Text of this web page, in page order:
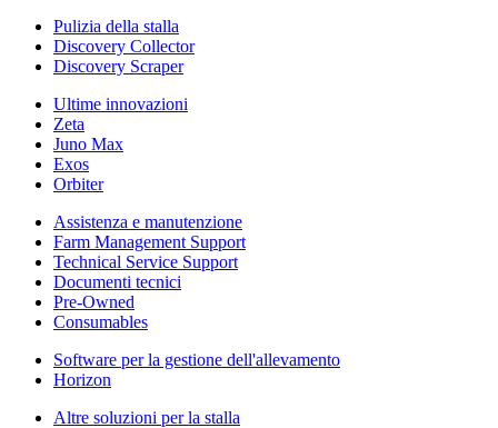
Pulizia della stalla
Discovery Collector
Discovery Scraper
Ultime innovazioni
Zeta
Juno Max
Exos
Orbiter
Assistenza e manutenzione
Farm Management Support
Technical Service Support
Documenti tecnici
Pre-Owned
Consumables
Software per la gestione dell'allevamento
Horizon
Altre soluzioni per la stalla